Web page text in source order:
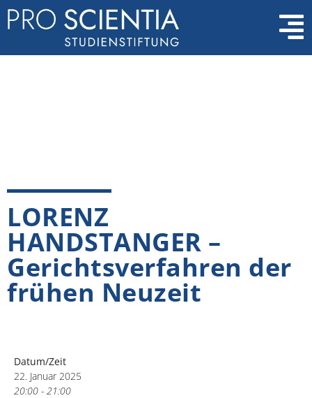
LORENZ
HANDSTANGER –
Gerichtsverfahren der
frühen Neuzeit
Datum/Zeit
22. Januar 2025
20:00 - 21:00